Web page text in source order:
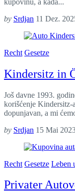
by Srdjan 11 Dez.
Recht Gesetze
Kindersitz in
Još davne 1993.
korišćenje Kindersitz-
dopunjavan, a mi
by Srdjan 15 Mai
Recht Gesetze Leben
Privater